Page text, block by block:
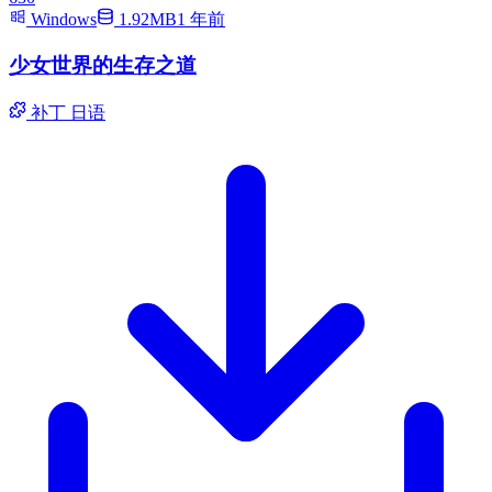
Windows
1.92MB1 年前
少女世界的生存之道
补丁 日语